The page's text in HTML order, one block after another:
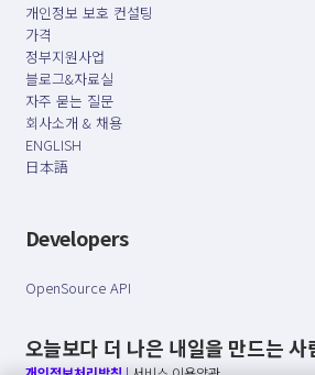
개인정보 보호 컨설팅
가격
정부지원사업
블로그&자료실
자주 묻는 질문
회사소개 & 채용
ENGLISH
日本語
Developers
OpenSource API
오늘보다 더 나은 내일을 만드는 사